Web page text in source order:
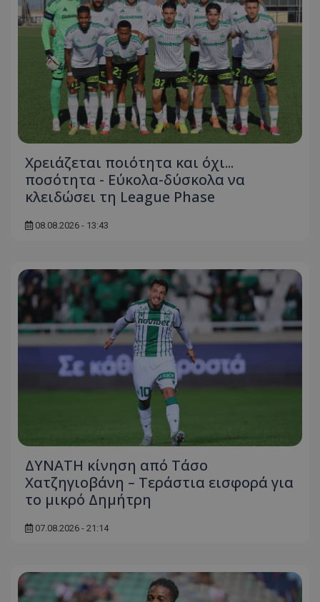
Χρειάζεται ποιότητα και όχι...
ποσότητα - Εύκολα-δύσκολα να
κλειδώσει τη League Phase
08.08.2026 - 13:43
ΔΥΝΑΤΗ κίνηση από Τάσο
Χατζηγιοβάνη – Τεράστια εισφορά για
το μικρό Δημήτρη
07.08.2026 - 21:14